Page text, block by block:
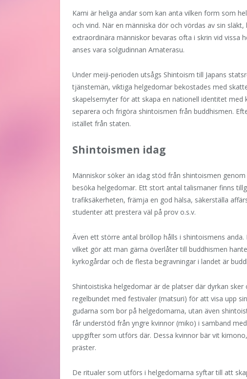
Kami är heliga andar som kan anta vilken form som
och vind. När en människa dör och vördas av sin
extraordinära människor bevaras ofta i skrin vid vissa
anses vara solgudinnan Amaterasu.
Under meiji-perioden utsågs Shintoism till Japans
tjänstemän, viktiga helgedomar bekostades med
skapelsemyter för att skapa en nationell identitet
separera och frigöra shintoismen från buddhismen.
istället från staten.
Shintoismen idag
Människor söker än idag stöd från shintoismen
besöka helgedomar. Ett stort antal talismaner finns
trafiksäkerheten, främja en god hälsa, säkerställa
studenter att prestera väl på prov o.s.v.
Även ett större antal bröllop hålls i shintoismens
vilket gör att man gärna överlåter till buddhismen
kyrkogårdar och de flesta begravningar i landet är
Shintoistiska helgedomar är de platser där dyrkan
regelbundet med festivaler (matsuri) för att visa upp
gudarna som bor på helgedomarna, utan även
får understöd från yngre kvinnor (miko) i samband
uppgifter som utförs där. Dessa kvinnor bär vit
präster.
De ritualer som utförs i helgedomarna syftar till att